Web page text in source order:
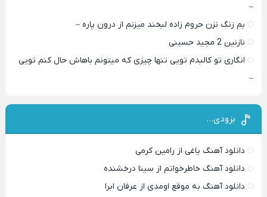
–
بم زنگ نزن حروم زاده لبخند میزنم از درون پاره –
نازنین 2 مجید حسینی
انگاری تو کالبدم تویی تنها چیزی که میتونم باهاش حال کنم تویی
–
بزودی…
دانلود آهنگ یاغی از رامین کرمی
دانلود آهنگ خاطرخواتم از سینا درخشنده
دانلود آهنگ به موقع اومدی از عرفان ابرا